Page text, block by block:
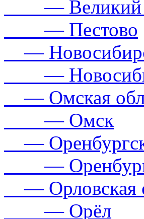
— Великий
— Пестово
—
—
— Омская
— Омск
—
—
— Орловская
— Орёл